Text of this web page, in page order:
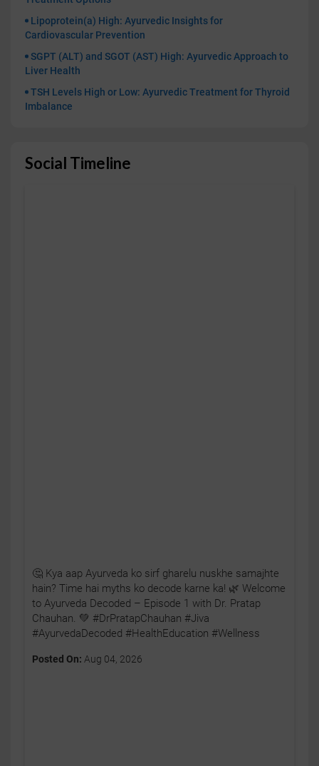
Lipoprotein(a) High: Ayurvedic Insights for
Cardiovascular Prevention
SGPT (ALT) and SGOT (AST) High: Ayurvedic Approach to
Liver Health
TSH Levels High or Low: Ayurvedic Treatment for Thyroid
Imbalance
Social Timeline
🤔 Kya aap Ayurveda ko sirf gharelu nuskhe samajhte
hain? Time hai myths ko decode karne ka! 🌿 Welcome
to Ayurveda Decoded – Episode 1 with Dr. Pratap
Chauhan. 💚 #DrPratapChauhan #Jiva
#AyurvedaDecoded #HealthEducation #Wellness
Posted On: Aug 04, 2026